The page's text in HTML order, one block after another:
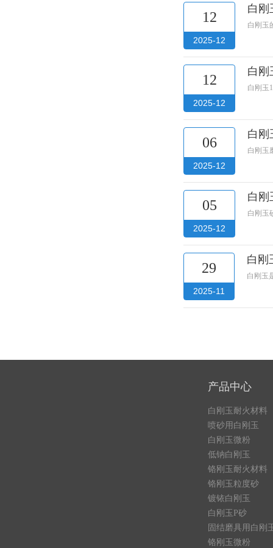
12
2025-12
白刚
白刚玉
12
2025-12
白刚
白刚玉
06
2025-12
白刚
白刚玉
05
2025-12
白刚
白刚玉
29
2025-11
白刚
白刚玉
产品中心
白刚玉耐火材料
喷砂用白刚玉
白刚玉微粉
低钠白刚玉
铬刚玉耐火材料
铬刚玉粒度砂
镀铱白刚玉
白刚玉P砂
固结磨具用白刚
铬刚玉微粉